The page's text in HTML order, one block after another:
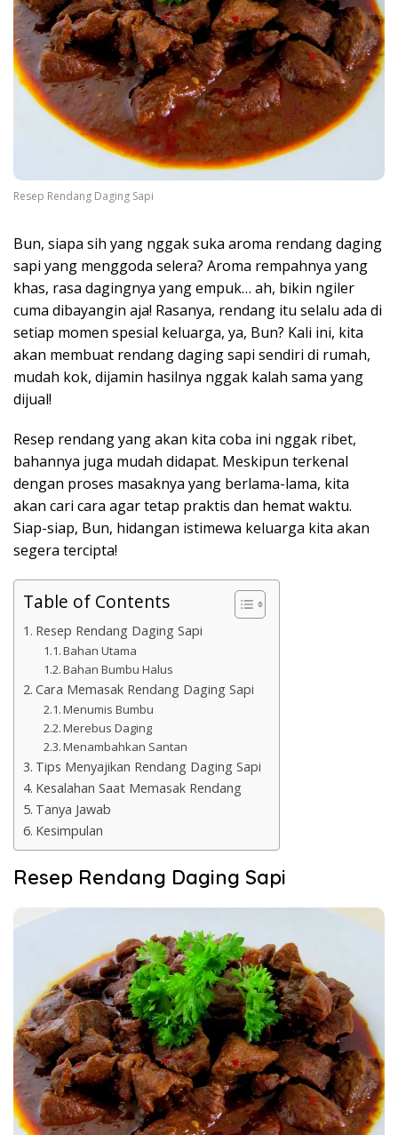
Resep Rendang Daging Sapi
Bun, siapa sih yang nggak suka aroma rendang daging
sapi yang menggoda selera? Aroma rempahnya yang
khas, rasa dagingnya yang empuk… ah, bikin ngiler
cuma dibayangin aja! Rasanya, rendang itu selalu ada di
setiap momen spesial keluarga, ya, Bun? Kali ini, kita
akan membuat rendang daging sapi sendiri di rumah,
mudah kok, dijamin hasilnya nggak kalah sama yang
dijual!
Resep rendang yang akan kita coba ini nggak ribet,
bahannya juga mudah didapat. Meskipun terkenal
dengan proses masaknya yang berlama-lama, kita
akan cari cara agar tetap praktis dan hemat waktu.
Siap-siap, Bun, hidangan istimewa keluarga kita akan
segera tercipta!
Table of Contents
Resep Rendang Daging Sapi
Bahan Utama
Bahan Bumbu Halus
Cara Memasak Rendang Daging Sapi
Menumis Bumbu
Merebus Daging
Menambahkan Santan
Tips Menyajikan Rendang Daging Sapi
Kesalahan Saat Memasak Rendang
Tanya Jawab
Kesimpulan
Resep Rendang Daging Sapi